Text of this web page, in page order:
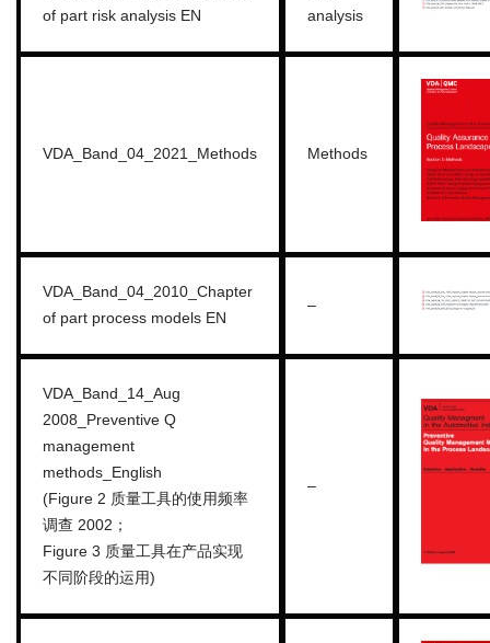
of part risk analysis EN
analysis
VDA_Band_04_2021_Methods Methods
VDA_Band_04_2010_Chapter
of part process models EN
–
VDA_Band_14_Aug
2008_Preventive Q
management
methods_English
(Figure 2 质量工具的使用频率
调查 2002；
Figure 3 质量工具在产品实现
不同阶段的运用)
–